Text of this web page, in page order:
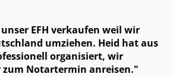
EFH verkaufen weil wir
umziehen. Heid hat aus
organisiert, wir
Notartermin anreisen.